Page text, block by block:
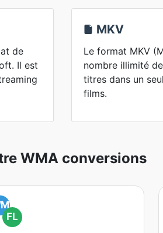
de
Il est
MKV
Le format MKV
nombre illimité
titres dans un
films.
WMA conversions
FL